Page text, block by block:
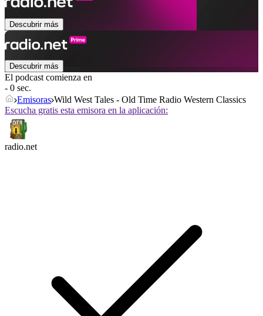
Descubrir más
Descubrir más
El podcast comienza en
- 0 sec.
Emisoras Wild West Tales - Old Time Radio Western Classics
Escucha gratis esta emisora en la aplicación:
radio.net